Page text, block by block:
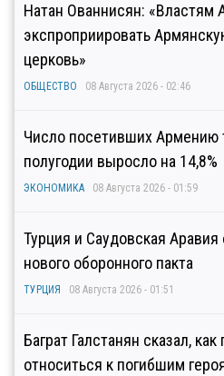
Натан Ованнисян: «Властям
экспроприировать
церковь»
ОБЩЕСТВО 08 Августа 2026 - 02:46
Число посетивших Армению
полугодии выросло на 14,8%
ЭКОНОМИКА 08 Августа 2026 - 01:59
Турция и Саудовская
нового оборонного пакта
ТУРЦИЯ 08 Августа 2026 - 01:51
Баграт Галстанян сказал,
относиться к погибшим